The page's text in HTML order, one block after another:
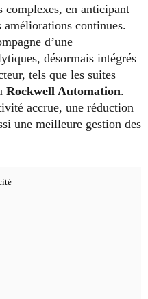
complexes, en anticipant
améliorations continues.
d’une
désormais intégrés
tels que les suites
Rockwell Automation.
accrue, une réduction
une meilleure gestion des